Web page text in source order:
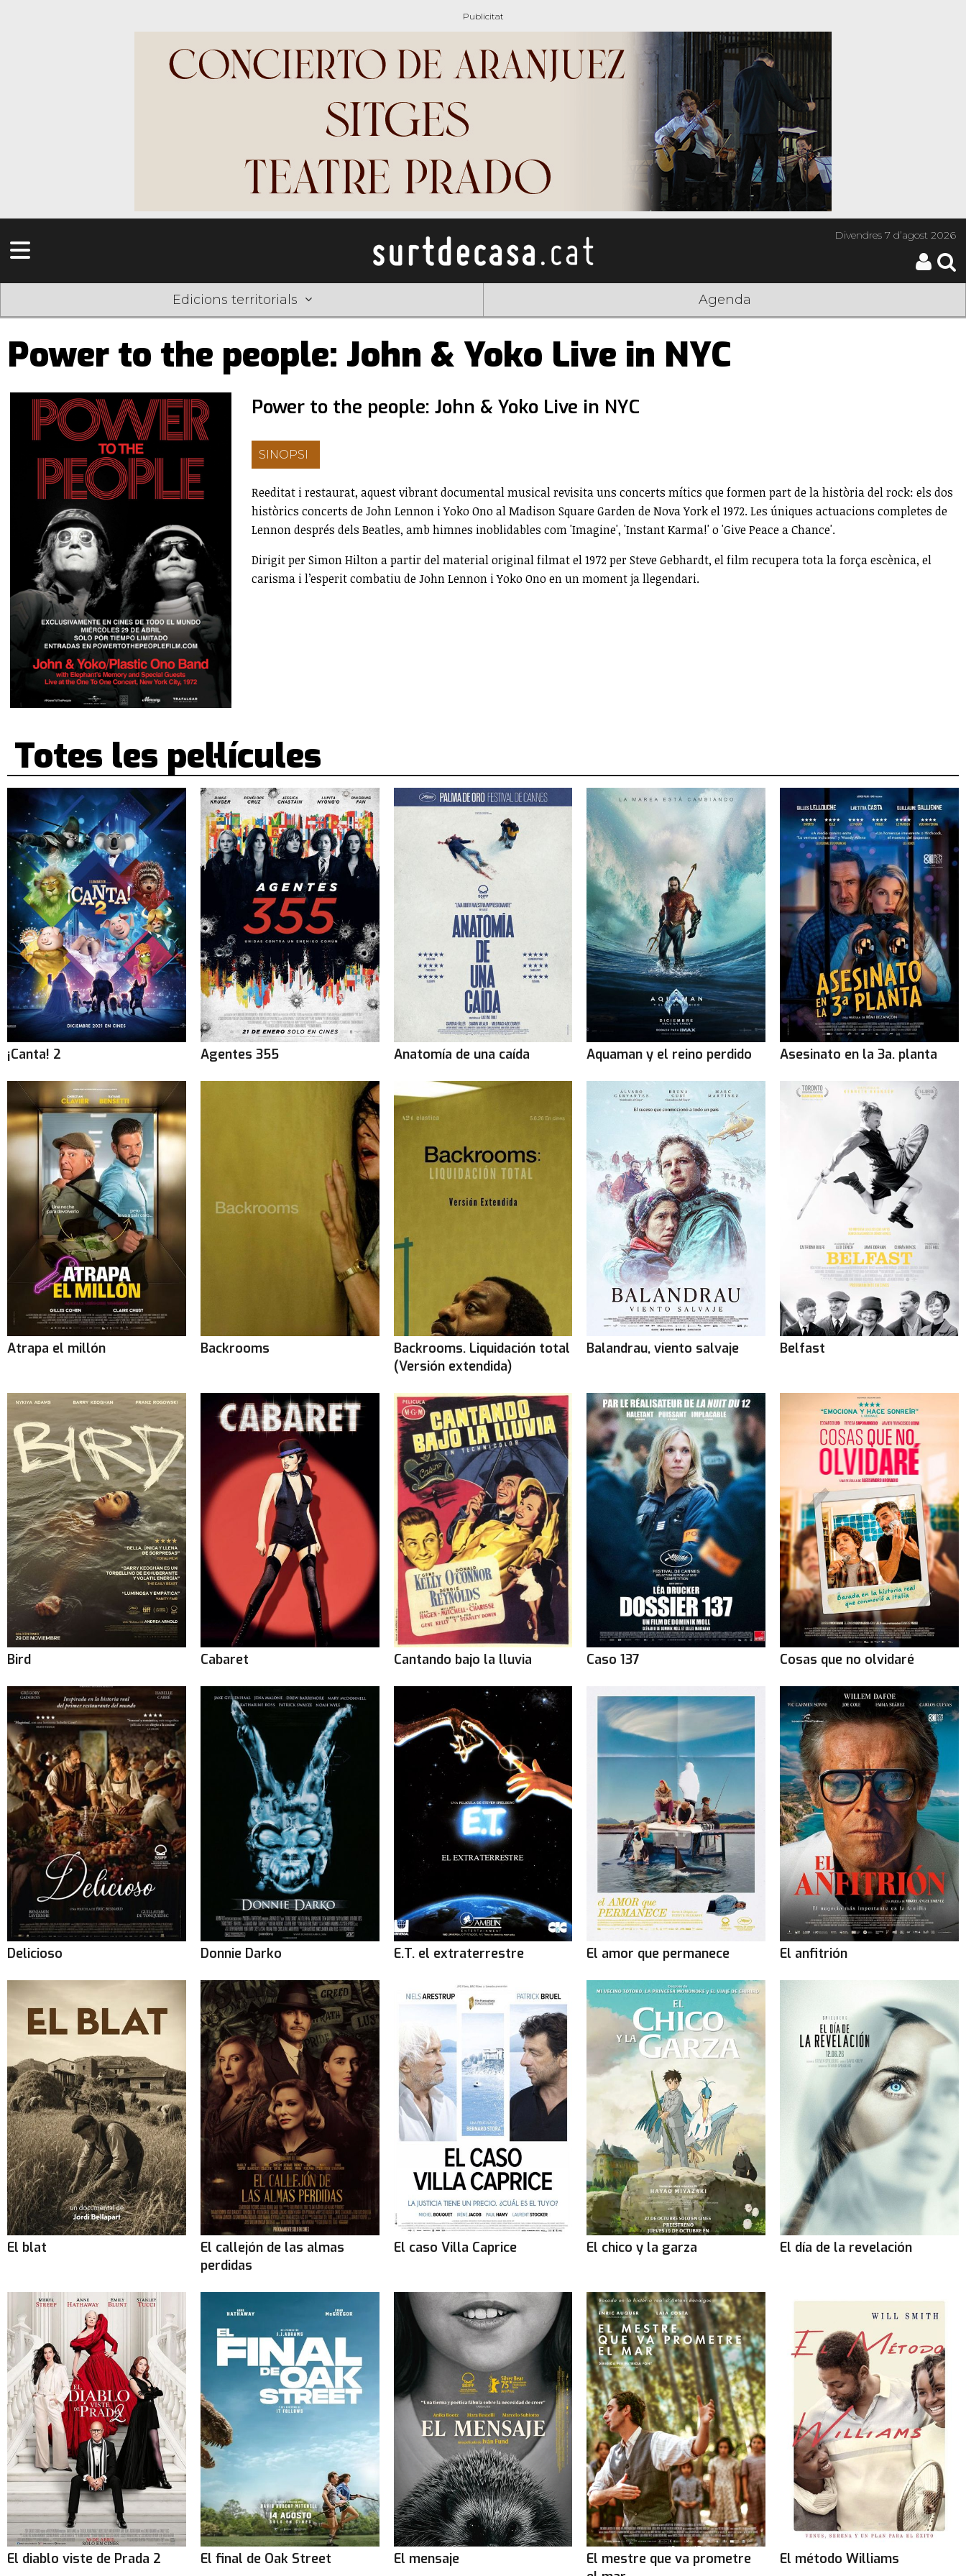
Divendres7 d’agost 2026
Edicions territorials Agenda
Power to the people: John & Yoko Live in NYC
Power to the people: John & Yoko Live in NYC
SINOPSI
Reeditat i restaurat, aquest vibrant documental musical revisita uns concerts mítics que formen part de la història del rock: els dos
històrics concerts de John Lennon i Yoko Ono al Madison Square Garden de Nova York el 1972. Les úniques actuacions completes de
Lennon després dels Beatles, amb himnes inoblidables com 'Imagine', 'Instant Karma!' o 'Give Peace a Chance'.
Dirigit per Simon Hilton a partir del material original filmat el 1972 per Steve Gebhardt, el film recupera tota la força escènica, el
carisma i l’esperit combatiu de John Lennon i Yoko Ono en un moment ja llegendari.
Totes les pel·lícules
¡Canta! 2 Agentes 355 Anatomía de una caída Aquaman y el reino perdido Asesinato en la 3a. planta
Atrapa el millón Backrooms
Backrooms. Liquidación total
(Versión extendida)
Balandrau, viento salvaje Belfast
Bird Cabaret Cantando bajo la lluvia Caso 137 Cosas que no olvidaré
Delicioso Donnie Darko E.T. el extraterrestre El amor que permanece El anfitrión
El blat
El callejón de las almas
perdidas
El caso Villa Caprice El chico y la garza El día de la revelación
El diablo viste de Prada 2 El final de Oak Street El mensaje
El mestre que va prometre
El método Williams